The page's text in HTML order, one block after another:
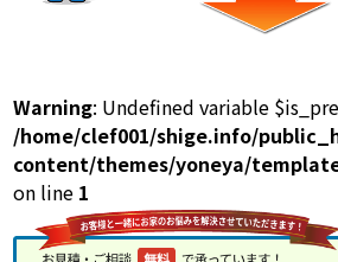
Warning: Undefined variable
/home/clef001/shige.info/
content/themes/yoneya/
on line 1